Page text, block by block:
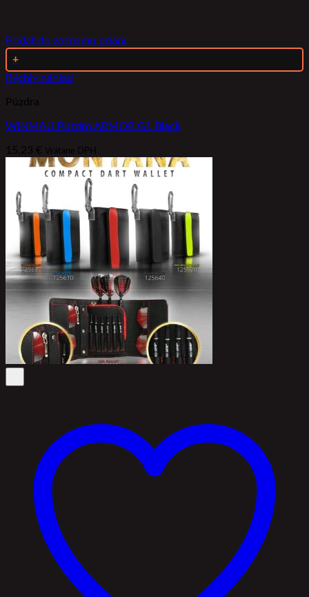
Pridať do zoznamu prianí
+
Rýchly náhľad
Púzdra
WINMAU Púzdro ARMOR G1 Black
15,23 € Vrátane DPH